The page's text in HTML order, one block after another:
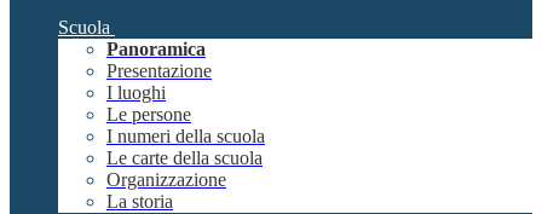
Scuola
Panoramica
Presentazione
I luoghi
Le persone
I numeri della scuola
Le carte della scuola
Organizzazione
La storia